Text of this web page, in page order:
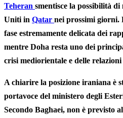
Teheran smentisce la possibilità
Uniti in Qatar nei prossimi giorni.
fase estremamente delicata dei
mentre Doha resta uno dei
crisi mediorientale e delle
A chiarire la posizione iraniana è
portavoce del ministero degli
Secondo Baghaei, non è previsto